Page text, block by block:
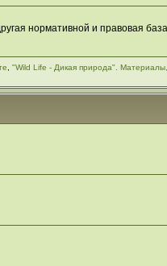
нормативной и правовая база.
"Wild Life - Дикая природа".